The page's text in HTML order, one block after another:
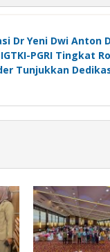
Dr Yeni Dwi Anton
PGRI Tingkat
Tunjukkan